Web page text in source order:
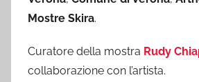
Mostre Skira.
Curatore della mostra Rudy
collaborazione con l’artista.